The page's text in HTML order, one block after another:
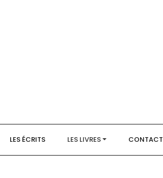
LES ÉCRITS LES LIVRES CONTACT